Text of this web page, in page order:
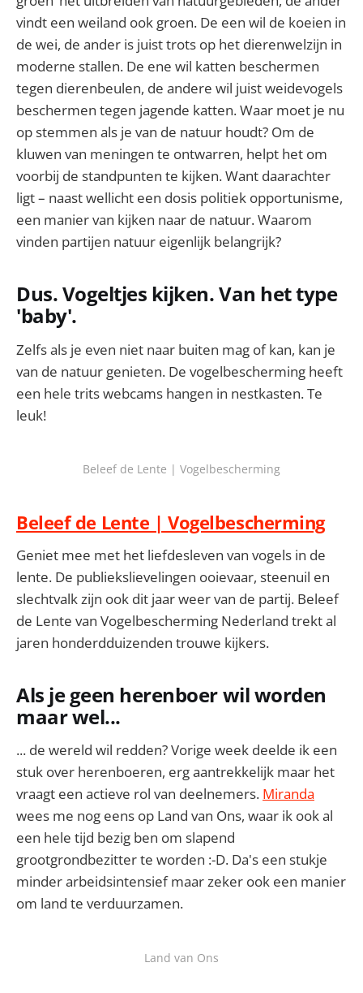
vindt een weiland ook groen. De een wil de koeien in
de wei, de ander is juist trots op het dierenwelzijn in
moderne stallen. De ene wil katten beschermen
tegen dierenbeulen, de andere wil juist weidevogels
beschermen tegen jagende katten. Waar moet je nu
op stemmen als je van de natuur houdt? Om de
kluwen van meningen te ontwarren, helpt het om
voorbij de standpunten te kijken. Want daarachter
ligt – naast wellicht een dosis politiek opportunisme,
een manier van kijken naar de natuur. Waarom
vinden partijen natuur eigenlijk belangrijk?
Dus. Vogeltjes kijken. Van het type
'baby'.
Zelfs als je even niet naar buiten mag of kan, kan je
van de natuur genieten. De vogelbescherming heeft
een hele trits webcams hangen in nestkasten. Te
leuk!
Beleef de Lente | Vogelbescherming
Beleef de Lente | Vogelbescherming
Geniet mee met het liefdesleven van vogels in de
lente. De publiekslievelingen ooievaar, steenuil en
slechtvalk zijn ook dit jaar weer van de partij. Beleef
de Lente van Vogelbescherming Nederland trekt al
jaren honderdduizenden trouwe kijkers.
Als je geen herenboer wil worden
maar wel...
... de wereld wil redden? Vorige week deelde ik een
stuk over herenboeren, erg aantrekkelijk maar het
vraagt een actieve rol van deelnemers. Miranda
wees me nog eens op Land van Ons, waar ik ook al
een hele tijd bezig ben om slapend
grootgrondbezitter te worden :-D. Da's een stukje
minder arbeidsintensief maar zeker ook een manier
om land te verduurzamen.
Land van Ons